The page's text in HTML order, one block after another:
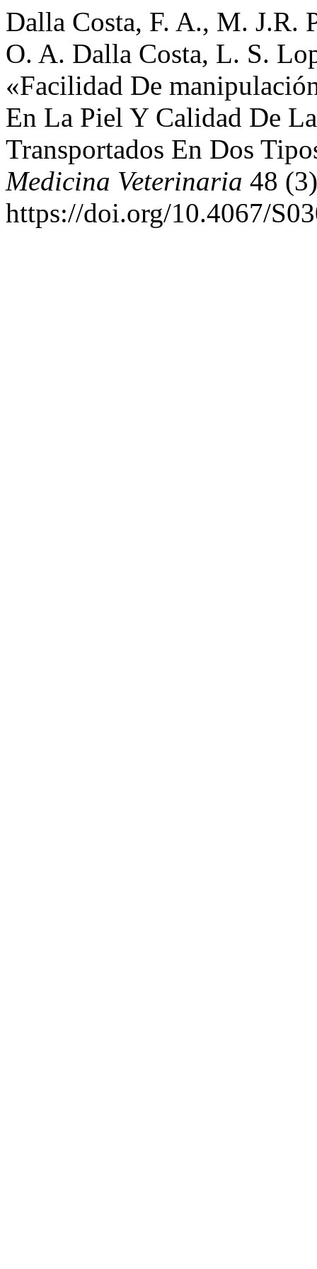
Dalla Costa, F. A., M. J.R.
O. A. Dalla Costa, L. S.
«Facilidad De
En La Piel Y Calidad De
Transportados En Dos
Medicina Veterinaria 48
https://doi.org/10.4067/